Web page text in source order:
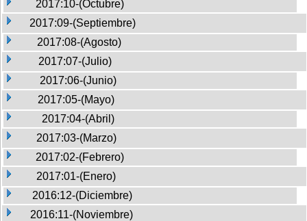
2017:10-(Octubre)
2017:09-(Septiembre)
2017:08-(Agosto)
2017:07-(Julio)
2017:06-(Junio)
2017:05-(Mayo)
2017:04-(Abril)
2017:03-(Marzo)
2017:02-(Febrero)
2017:01-(Enero)
2016:12-(Diciembre)
2016:11-(Noviembre)